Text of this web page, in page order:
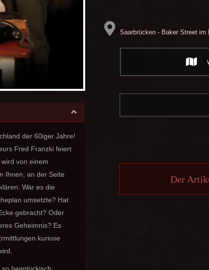
der 60iger Jahre!
Fred Franzki feiert
von einem
Ihnen, an der Seite
War es die
umsetzte? Hat
gebracht? Oder
Geheimnis? Es
kuriose
heimtückisch
Saarbrücken - Baker Street im
Der